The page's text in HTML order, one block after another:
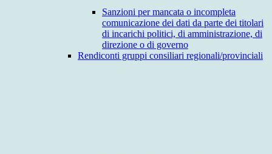
Sanzioni per mancata o incompleta
comunicazione dei dati da parte dei titolari
di incarichi politici, di amministrazione, di
direzione o di governo
Rendiconti gruppi consiliari regionali/provinciali